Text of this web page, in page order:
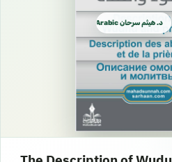
د. هيثم سرحان Arabic العربية